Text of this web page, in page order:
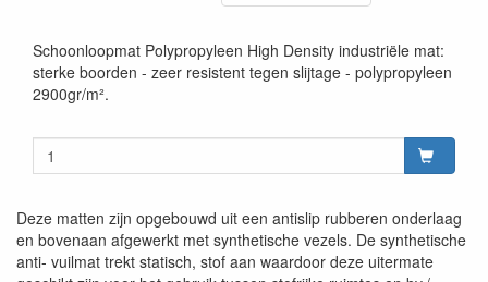
Schoonloopmat Polypropyleen High Density industriële mat:
sterke boorden - zeer resistent tegen slijtage - polypropyleen
2900gr/m².
Deze matten zijn opgebouwd uit een antislip rubberen onderlaag
en bovenaan afgewerkt met synthetische vezels. De synthetische
anti- vuilmat trekt statisch, stof aan waardoor deze uitermate